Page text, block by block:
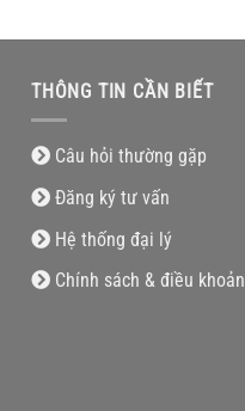
THÔNG TIN CẦN BIẾT
Câu hỏi thường gặp
Đăng ký tư vấn
Hệ thống đại lý
Chính sách & điều khoản